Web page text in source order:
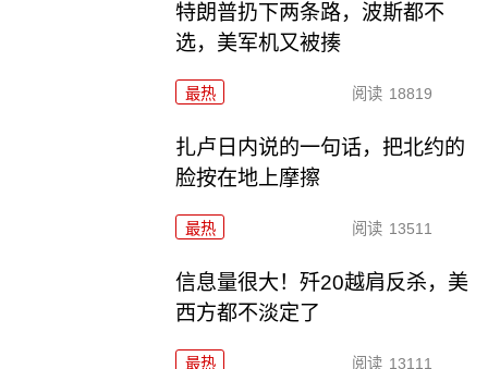
特朗普扔下两条路，波斯都不
选，美军机又被揍
最热 阅读 18819
扎卢日内说的一句话，把北约的
脸按在地上摩擦
最热 阅读 13511
信息量很大！歼20越肩反杀，美
西方都不淡定了
最热 阅读 13111